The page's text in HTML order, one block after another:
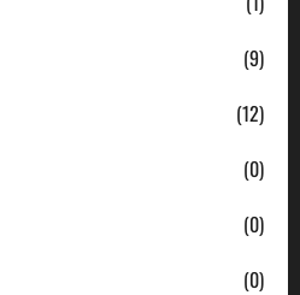
(9)
(12)
(0)
(0)
(0)